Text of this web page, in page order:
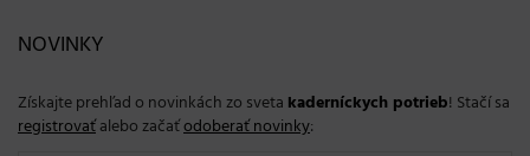
NOVINKY
Získajte prehľad o novinkách zo sveta kaderníckych potrieb! Stačí sa
registrovaťalebo začaťodoberať novinky: